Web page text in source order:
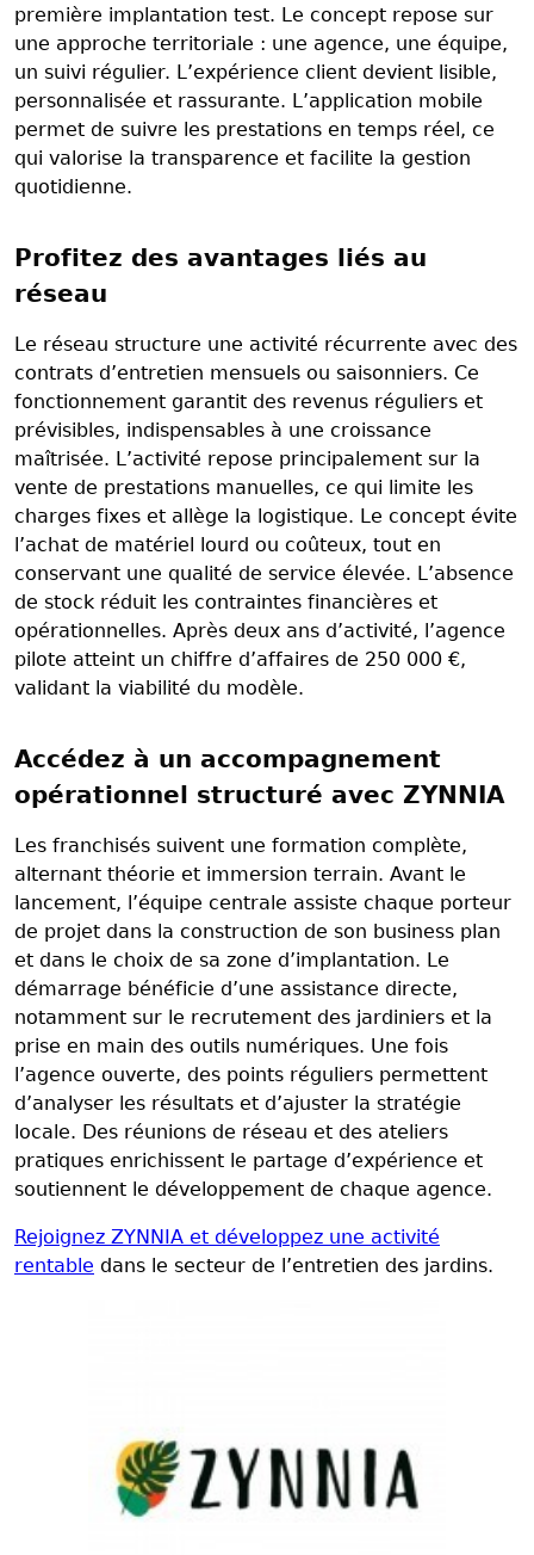
première implantation test. Le concept repose sur
une approche territoriale : une agence, une équipe,
un suivi régulier. L’expérience client devient lisible,
personnalisée et rassurante. L’application mobile
permet de suivre les prestations en temps réel, ce
qui valorise la transparence et facilite la gestion
quotidienne.
Profitez des avantages liés au
réseau
Le réseau structure une activité récurrente avec des
contrats d’entretien mensuels ou saisonniers. Ce
fonctionnement garantit des revenus réguliers et
prévisibles, indispensables à une croissance
maîtrisée. L’activité repose principalement sur la
vente de prestations manuelles, ce qui limite les
charges fixes et allège la logistique. Le concept évite
l’achat de matériel lourd ou coûteux, tout en
conservant une qualité de service élevée. L’absence
de stock réduit les contraintes financières et
opérationnelles. Après deux ans d’activité, l’agence
pilote atteint un chiffre d’affaires de 250 000 €,
validant la viabilité du modèle.
Accédez à un accompagnement
opérationnel structuré avec ZYNNIA
Les franchisés suivent une formation complète,
alternant théorie et immersion terrain. Avant le
lancement, l’équipe centrale assiste chaque porteur
de projet dans la construction de son business plan
et dans le choix de sa zone d’implantation. Le
démarrage bénéficie d’une assistance directe,
notamment sur le recrutement des jardiniers et la
prise en main des outils numériques. Une fois
l’agence ouverte, des points réguliers permettent
d’analyser les résultats et d’ajuster la stratégie
locale. Des réunions de réseau et des ateliers
pratiques enrichissent le partage d’expérience et
soutiennent le développement de chaque agence.
Rejoignez ZYNNIA et développez une activité
rentable dans le secteur de l’entretien des jardins.